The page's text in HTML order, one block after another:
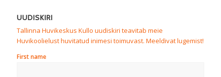
UUDISKIRI
Tallinna Huvikeskus Kullo uudiskiri teavitab meie
Huvikoolielust huvitatud inimesi toimuvast. Meeldivat lugemist!
First name